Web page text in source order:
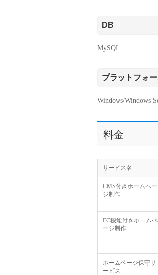
DB
MySQL
プラットフォ
Windows/Windows
料金
サービス名
CMS付きホームペー
ジ制作
EC機能付きホームペ
ージ制作
ホームページ保守サ
ービス